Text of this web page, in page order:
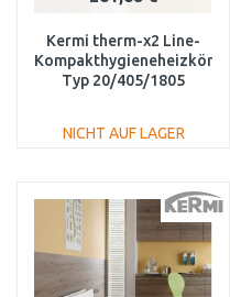
Kermi therm-x2 Line-
Kompakthygieneheizkörper
Typ 20/405/1805
NICHT AUF LAGER
Vergleichen